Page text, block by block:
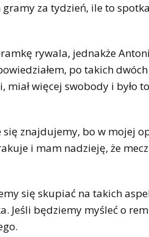
gramy za tydzień, ile to
rywala, jednakże
po takich
miał więcej swobody i było to
się znajdujemy, bo w mojej
i mam nadzieję, że mecz
się skupiać na takich
Jeśli będziemy myśleć o